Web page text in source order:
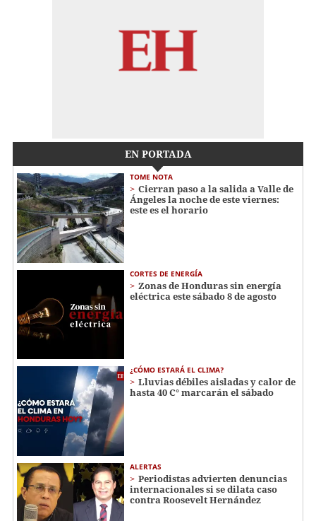
EN PORTADA
TOME NOTA
Cierran paso a la salida a Valle de
Ángeles la noche de este viernes:
este es el horario
CORTES DE ENERGÍA
Zonas de Honduras sin energía
eléctrica este sábado 8 de agosto
¿CÓMO ESTARÁ EL CLIMA?
Lluvias débiles aisladas y calor de
hasta 40 C° marcarán el sábado
ALERTAS
Periodistas advierten denuncias
internacionales si se dilata caso
contra Roosevelt Hernández